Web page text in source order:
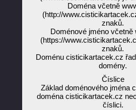
Doména včetně
(http://
znaků.
Doménové jméno včetně
(https://
znaků.
Doménu cisticikartacek.cz
domény.
Číslice
Základ doménového jména
doména cisticikartacek.cz
číslici.